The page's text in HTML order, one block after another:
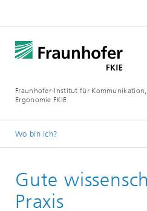
Fraunhofer-Institut für
Ergonomie FKIE
Wo bin ich?
Gute
Praxis